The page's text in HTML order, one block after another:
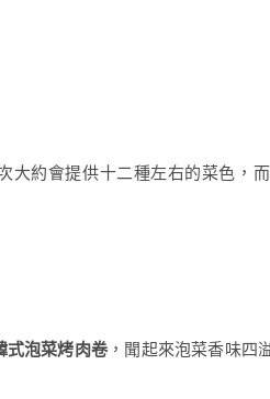
大約會提供十二種左右的菜色，
式泡菜烤肉卷，聞起來泡菜香味四